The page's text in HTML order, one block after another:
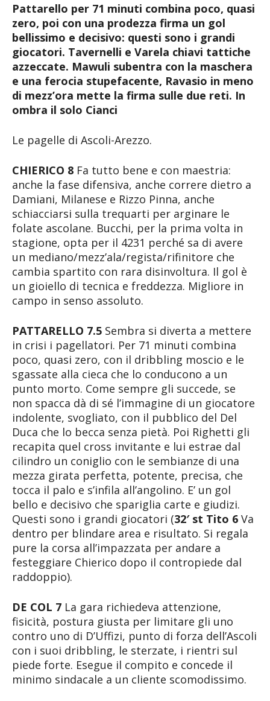
Pattarello per 71 minuti combina poco, quasi
zero, poi con una prodezza firma un gol
bellissimo e decisivo: questi sono i grandi
giocatori. Tavernelli e Varela chiavi tattiche
azzeccate. Mawuli subentra con la maschera
e una ferocia stupefacente, Ravasio in meno
di mezz’ora mette la firma sulle due reti. In
ombra il solo Cianci
Le pagelle di Ascoli-Arezzo.
CHIERICO 8 Fa tutto bene e con maestria:
anche la fase difensiva, anche correre dietro a
Damiani, Milanese e Rizzo Pinna, anche
schiacciarsi sulla trequarti per arginare le
folate ascolane. Bucchi, per la prima volta in
stagione, opta per il 4231 perché sa di avere
un mediano/mezz’ala/regista/rifinitore che
cambia spartito con rara disinvoltura. Il gol è
un gioiello di tecnica e freddezza. Migliore in
campo in senso assoluto.
PATTARELLO 7.5 Sembra si diverta a mettere
in crisi i pagellatori. Per 71 minuti combina
poco, quasi zero, con il dribbling moscio e le
sgassate alla cieca che lo conducono a un
punto morto. Come sempre gli succede, se
non spacca dà di sé l’immagine di un giocatore
indolente, svogliato, con il pubblico del Del
Duca che lo becca senza pietà. Poi Righetti gli
recapita quel cross invitante e lui estrae dal
cilindro un coniglio con le sembianze di una
mezza girata perfetta, potente, precisa, che
tocca il palo e s’infila all’angolino. E’ un gol
bello e decisivo che spariglia carte e giudizi.
Questi sono i grandi giocatori (32′ st Tito 6 Va
dentro per blindare area e risultato. Si regala
pure la corsa all’impazzata per andare a
festeggiare Chierico dopo il contropiede dal
raddoppio).
DE COL 7 La gara richiedeva attenzione,
fisicità, postura giusta per limitare gli uno
contro uno di D’Uffizi, punto di forza dell’Ascoli
con i suoi dribbling, le sterzate, i rientri sul
piede forte. Esegue il compito e concede il
minimo sindacale a un cliente scomodissimo.